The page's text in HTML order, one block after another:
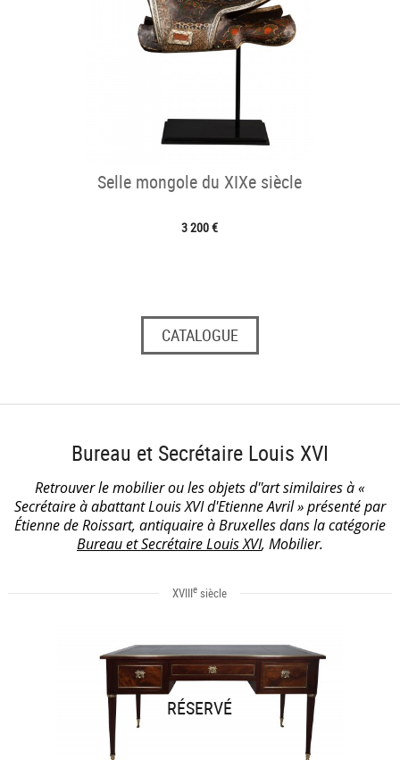
Selle mongole du XIXe siècle
3 200 €
CATALOGUE
Bureau et Secrétaire Louis XVI
Retrouver le mobilier ou les objets d''art similaires à «
Secrétaire à abattant Louis XVI d'Etienne Avril » présenté par
Étienne de Roissart, antiquaire à Bruxelles dans la catégorie
Bureau et Secrétaire Louis XVI, Mobilier.
XVIIIe siècle
RÉSERVÉ